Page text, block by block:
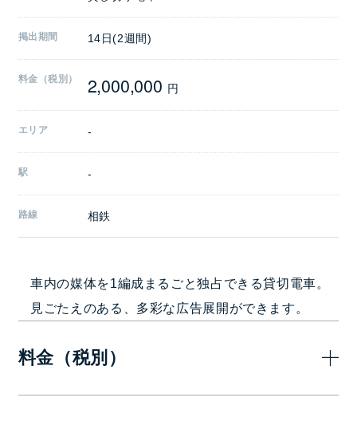
掲出期間 14日(2週間)
料金（税別） 2,000,000 円
エリア -
駅 -
路線 相鉄
車内の媒体を1編成まるごと独占できる貸切電車。
見ごたえのある、多彩な広告展開ができます。
料金（税別）
14日(2週間)